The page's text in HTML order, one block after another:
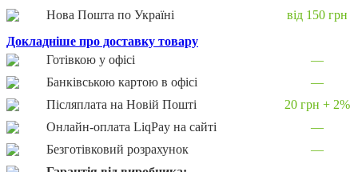
Нова Пошта по Україні
від 150 грн
Докладніше про доставку товару
Готівкою у офісі
—
Банківською картою в офісі
—
Післяплата на Новій Пошті
20 грн + 2%
Онлайн-оплата LiqPay на сайті
—
Безготівковий розрахунок
—